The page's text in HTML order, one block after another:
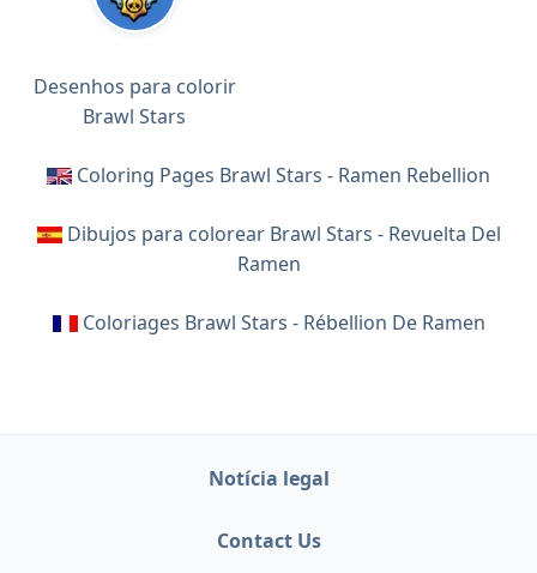
Desenhos para colorir
Brawl Stars
Coloring Pages Brawl Stars - Ramen Rebellion
Dibujos para colorear Brawl Stars - Revuelta Del
Ramen
Coloriages Brawl Stars - Rébellion De Ramen
Notícia legal
Contact Us